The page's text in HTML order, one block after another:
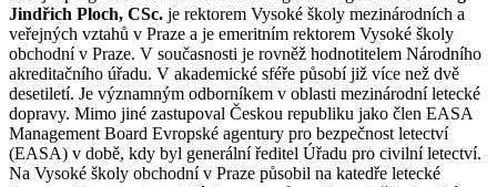
Jindřich Ploch, CSc. je rektorem Vysoké školy mezinárodních a
veřejných vztahů v Praze a je emeritním rektorem Vysoké školy
obchodní v Praze. V současnosti je rovněž hodnotitelem Národního
akreditačního úřadu. V akademické sféře působí již více než dvě
desetiletí. Je významným odborníkem v oblasti mezinárodní letecké
dopravy. Mimo jiné zastupoval Českou republiku jako člen EASA
Management Board Evropské agentury pro bezpečnost letectví
(EASA) v době, kdy byl generální ředitel Úřadu pro civilní letectví.
Na Vysoké školy obchodní v Praze působil na katedře letecké